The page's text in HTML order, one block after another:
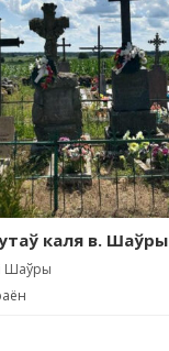
каля в. Шаўры
Шаўры